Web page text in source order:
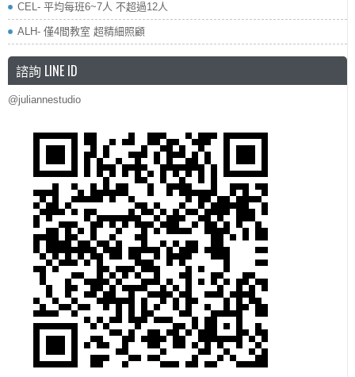
CEL- 平均每班6~7人 不超過12人
ALH- 僅4間教室 超精細照顧
諮詢 LINE ID
@juliannestudio